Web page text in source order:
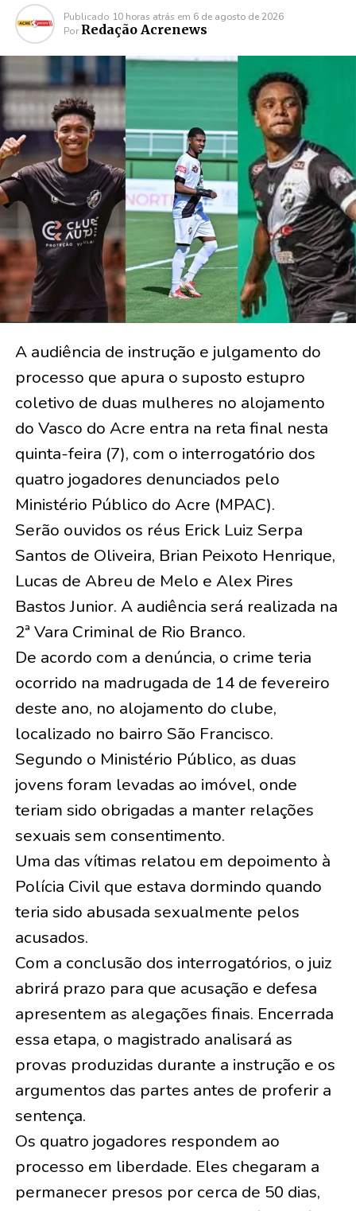
Publicado 10 horas atrás em 6 de agosto de 2026
Por Redação Acrenews
A audiência de instrução e julgamento do
processo que apura o suposto estupro
coletivo de duas mulheres no alojamento
do Vasco do Acre entra na reta final nesta
quinta-feira (7), com o interrogatório dos
quatro jogadores denunciados pelo
Ministério Público do Acre (MPAC).
Serão ouvidos os réus Erick Luiz Serpa
Santos de Oliveira, Brian Peixoto Henrique,
Lucas de Abreu de Melo e Alex Pires
Bastos Junior. A audiência será realizada na
2ª Vara Criminal de Rio Branco.
De acordo com a denúncia, o crime teria
ocorrido na madrugada de 14 de fevereiro
deste ano, no alojamento do clube,
localizado no bairro São Francisco.
Segundo o Ministério Público, as duas
jovens foram levadas ao imóvel, onde
teriam sido obrigadas a manter relações
sexuais sem consentimento.
Uma das vítimas relatou em depoimento à
Polícia Civil que estava dormindo quando
teria sido abusada sexualmente pelos
acusados.
Com a conclusão dos interrogatórios, o juiz
abrirá prazo para que acusação e defesa
apresentem as alegações finais. Encerrada
essa etapa, o magistrado analisará as
provas produzidas durante a instrução e os
argumentos das partes antes de proferir a
sentença.
Os quatro jogadores respondem ao
processo em liberdade. Eles chegaram a
permanecer presos por cerca de 50 dias,